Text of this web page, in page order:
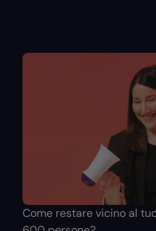
Come restare vicino al